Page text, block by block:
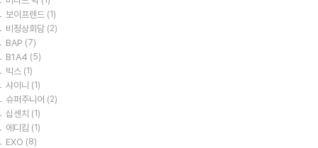
보이프렌드 (1)
비정상회담 (2)
BAP (7)
B1A4 (5)
빅스 (1)
샤이니 (1)
슈퍼주니어 (2)
십센치 (1)
에디킴 (1)
EXO (8)